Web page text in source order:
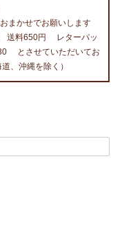
まかせでお願いします
送料650円 レターパッ
とさせていただいてお
、沖縄を除く）